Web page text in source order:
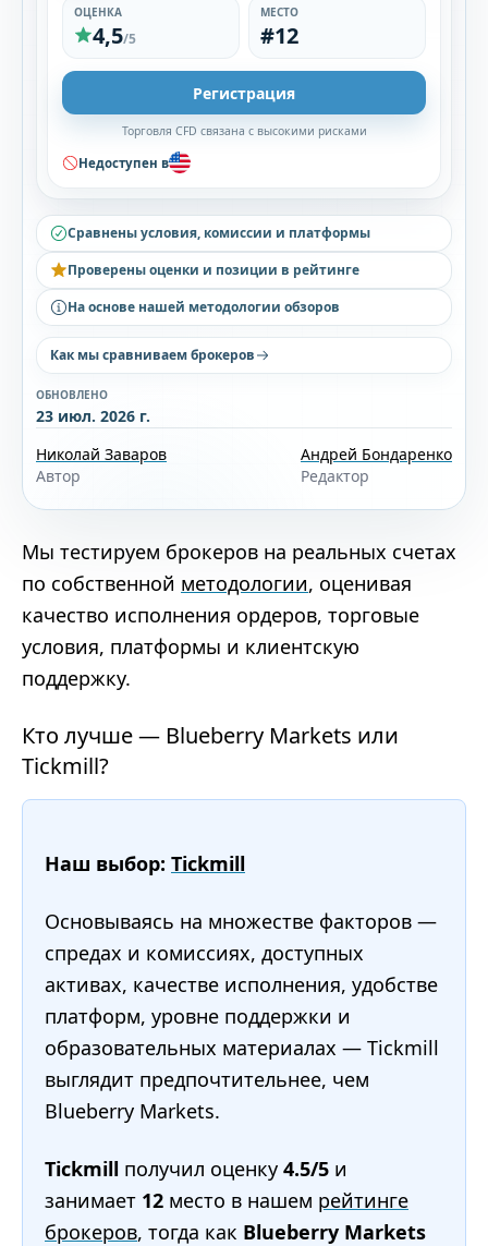
ОЦЕНКА
4,5/5
МЕСТО
#12
Регистрация
Торговля CFD связана с высокими рисками
Недоступен в
Сравнены условия, комиссии и платформы
Проверены оценки и позиции в рейтинге
На основе нашей методологии обзоров
Как мы сравниваем брокеров
ОБНОВЛЕНО
23 июл. 2026 г.
Николай Заваров
Автор
Андрей Бондаренко
Редактор
Мы тестируем брокеров на реальных счетах
по собственной методологии, оценивая
качество исполнения ордеров, торговые
условия, платформы и клиентскую
поддержку.
Кто лучше — Blueberry Markets или
Tickmill?
Наш выбор: Tickmill
Основываясь на множестве факторов —
спредах и комиссиях, доступных
активах, качестве исполнения, удобстве
платформ, уровне поддержки и
образовательных материалах — Tickmill
выглядит предпочтительнее, чем
Blueberry Markets.
Tickmill получил оценку 4.5/5 и
занимает 12 место в нашем рейтинге
брокеров, тогда как Blueberry Markets